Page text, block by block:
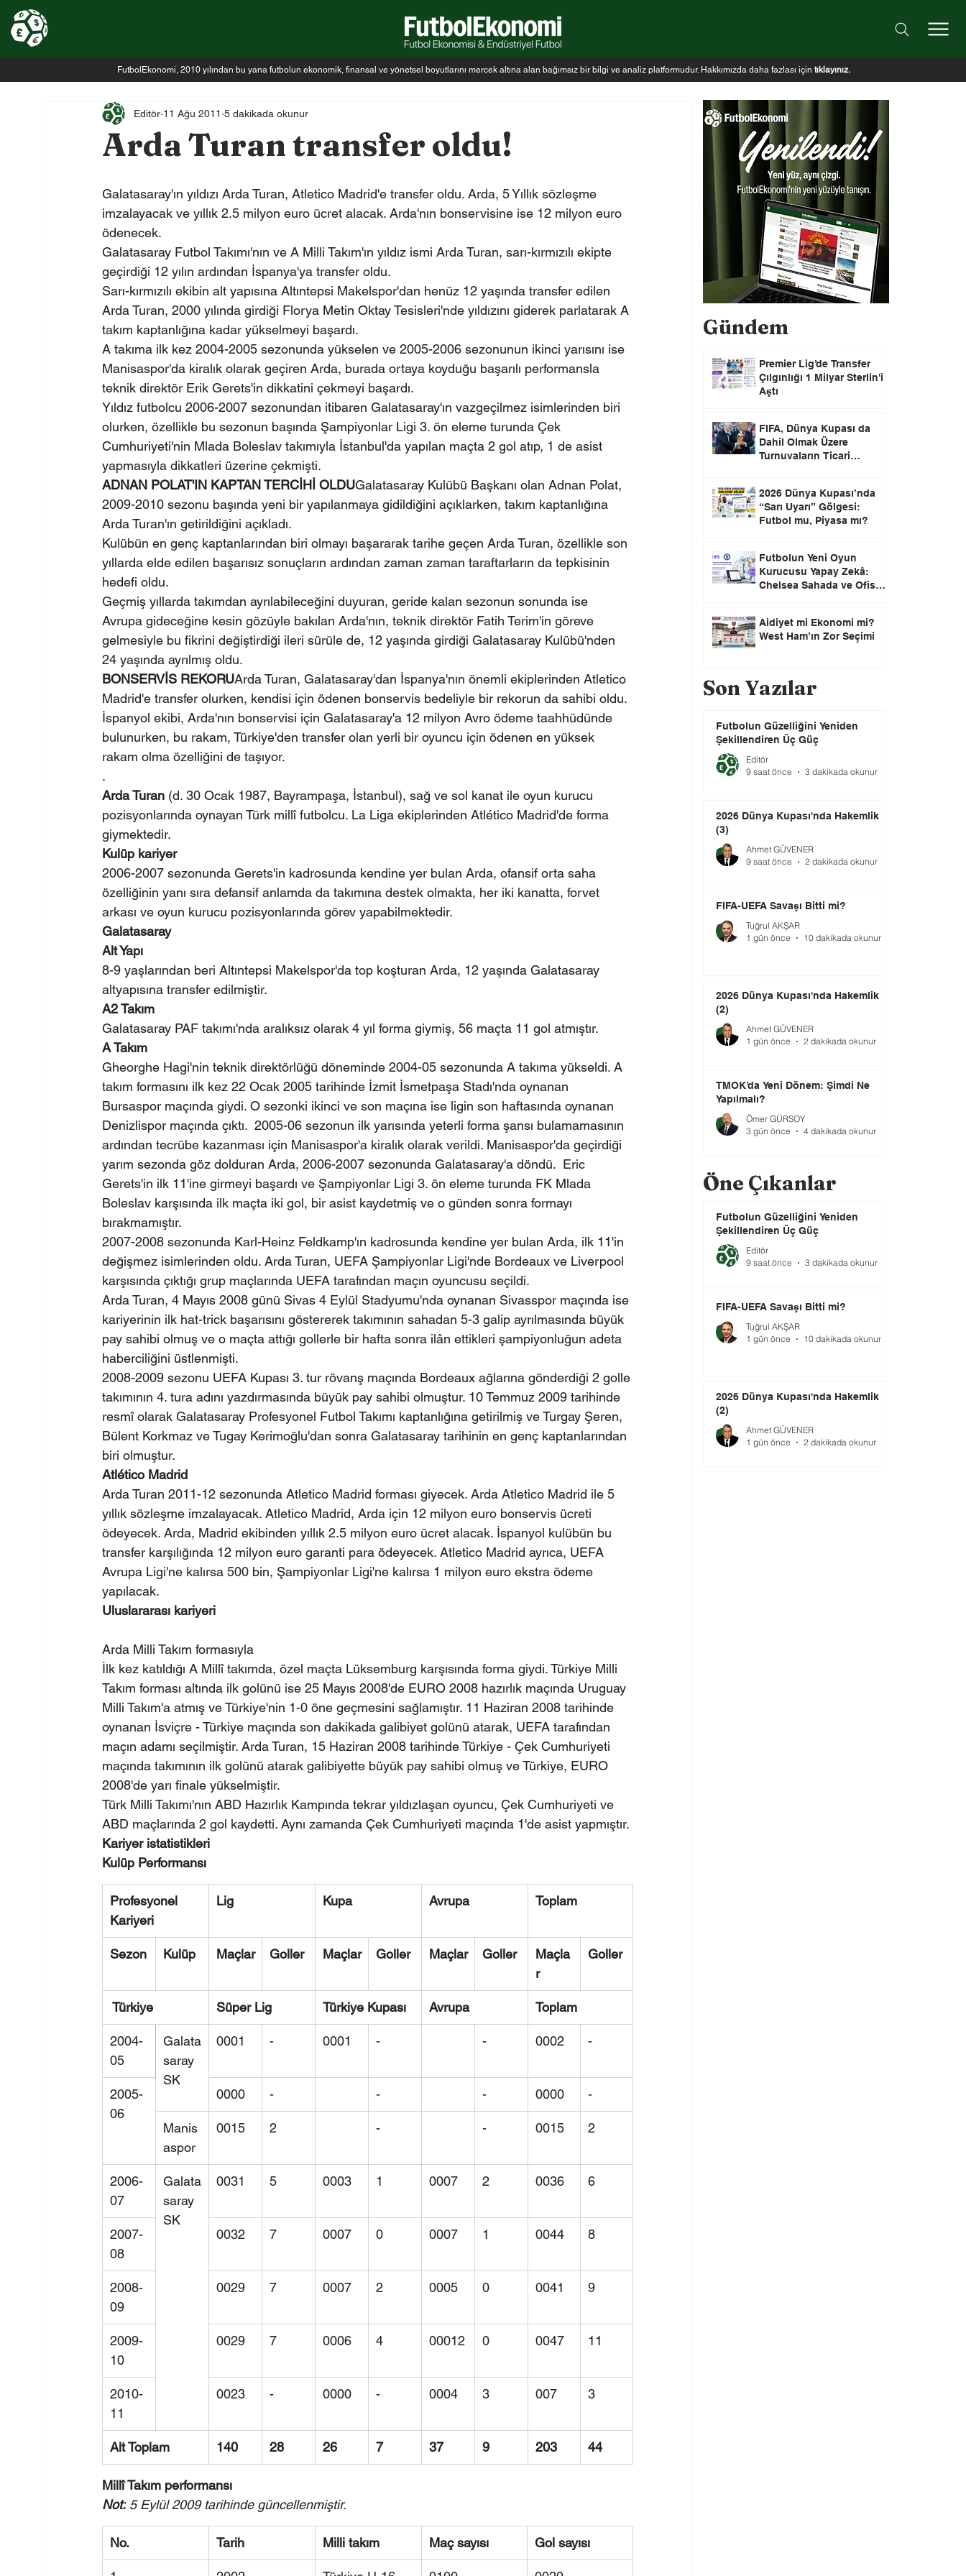
FutbolEkonomi, 2010 yılından bu yana futbolun ekonomik, finansal ve yönetsel boyutlarını mercek altına alan bağımsız bir bilgi ve analiz platformudur. Hakkımızda daha fazlası için tıklayınız.
Arda Turan transfer oldu!
Editör 11 Ağu 2011 5 dakikada okunur
Galatasaray'ın yıldızı Arda Turan, Atletico Madrid'e transfer oldu. Arda, 5 Yıllık sözleşme
imzalayacak ve yıllık 2.5 milyon euro ücret alacak. Arda'nın bonservisine ise 12 milyon euro
ödenecek.
Galatasaray Futbol Takımı'nın ve A Milli Takım'ın yıldız ismi Arda Turan, sarı-kırmızılı ekipte
geçirdiği 12 yılın ardından İspanya'ya transfer oldu.
Sarı-kırmızılı ekibin alt yapısına Altıntepsi Makelspor'dan henüz 12 yaşında transfer edilen
Arda Turan, 2000 yılında girdiği Florya Metin Oktay Tesisleri'nde yıldızını giderek parlatarak A
takım kaptanlığına kadar yükselmeyi başardı.
A takıma ilk kez 2004-2005 sezonunda yükselen ve 2005-2006 sezonunun ikinci yarısını ise
Manisaspor'da kiralık olarak geçiren Arda, burada ortaya koyduğu başarılı performansla
teknik direktör Erik Gerets'in dikkatini çekmeyi başardı.
Yıldız futbolcu 2006-2007 sezonundan itibaren Galatasaray'ın vazgeçilmez isimlerinden biri
olurken, özellikle bu sezonun başında Şampiyonlar Ligi 3. ön eleme turunda Çek
Cumhuriyeti'nin Mlada Boleslav takımıyla İstanbul'da yapılan maçta 2 gol atıp, 1 de asist
yapmasıyla dikkatleri üzerine çekmişti.
ADNAN POLAT'IN KAPTAN TERCİHİ OLDUGalatasaray Kulübü Başkanı olan Adnan Polat,
2009-2010 sezonu başında yeni bir yapılanmaya gidildiğini açıklarken, takım kaptanlığına
Arda Turan'ın getirildiğini açıkladı.
Kulübün en genç kaptanlarından biri olmayı başararak tarihe geçen Arda Turan, özellikle son
yıllarda elde edilen başarısız sonuçların ardından zaman zaman taraftarların da tepkisinin
hedefi oldu.
Geçmiş yıllarda takımdan ayrılabileceğini duyuran, geride kalan sezonun sonunda ise
Avrupa gideceğine kesin gözüyle bakılan Arda'nın, teknik direktör Fatih Terim'in göreve
gelmesiyle bu fikrini değiştirdiği ileri sürüle de, 12 yaşında girdiği Galatasaray Kulübü'nden
24 yaşında ayrılmış oldu.
BONSERVİS REKORUArda Turan, Galatasaray'dan İspanya'nın önemli ekiplerinden Atletico
Madrid'e transfer olurken, kendisi için ödenen bonservis bedeliyle bir rekorun da sahibi oldu.
İspanyol ekibi, Arda'nın bonservisi için Galatasaray'a 12 milyon Avro ödeme taahhüdünde
bulunurken, bu rakam, Türkiye'den transfer olan yerli bir oyuncu için ödenen en yüksek
rakam olma özelliğini de taşıyor.
.
Arda Turan (d. 30 Ocak 1987, Bayrampaşa, İstanbul), sağ ve sol kanat ile oyun kurucu
pozisyonlarında oynayan Türk millî futbolcu. La Liga ekiplerinden Atlético Madrid'de forma
giymektedir.
Kulüp kariyer
2006-2007 sezonunda Gerets'in kadrosunda kendine yer bulan Arda, ofansif orta saha
özelliğinin yanı sıra defansif anlamda da takımına destek olmakta, her iki kanatta, forvet
arkası ve oyun kurucu pozisyonlarında görev yapabilmektedir.
Galatasaray
Alt Yapı
8-9 yaşlarından beri Altıntepsi Makelspor'da top koşturan Arda, 12 yaşında Galatasaray
altyapısına transfer edilmiştir.
A2 Takım
Galatasaray PAF takımı'nda aralıksız olarak 4 yıl forma giymiş, 56 maçta 11 gol atmıştır.
A Takım
Gheorghe Hagi'nin teknik direktörlüğü döneminde 2004-05 sezonunda A takıma yükseldi. A
takım formasını ilk kez 22 Ocak 2005 tarihinde İzmit İsmetpaşa Stadı'nda oynanan
Bursaspor maçında giydi. O sezonki ikinci ve son maçına ise ligin son haftasında oynanan
Denizlispor maçında çıktı.  2005-06 sezonun ilk yarısında yeterli forma şansı bulamamasının
ardından tecrübe kazanması için Manisaspor'a kiralık olarak verildi. Manisaspor'da geçirdiği
yarım sezonda göz dolduran Arda, 2006-2007 sezonunda Galatasaray'a döndü.  Eric
Gerets'in ilk 11'ine girmeyi başardı ve Şampiyonlar Ligi 3. ön eleme turunda FK Mlada
Boleslav karşısında ilk maçta iki gol, bir asist kaydetmiş ve o günden sonra formayı
bırakmamıştır.
2007-2008 sezonunda Karl-Heinz Feldkamp'ın kadrosunda kendine yer bulan Arda, ilk 11'in
değişmez isimlerinden oldu. Arda Turan, UEFA Şampiyonlar Ligi'nde Bordeaux ve Liverpool
karşısında çıktığı grup maçlarında UEFA tarafından maçın oyuncusu seçildi.
Arda Turan, 4 Mayıs 2008 günü Sivas 4 Eylül Stadyumu'nda oynanan Sivasspor maçında ise
kariyerinin ilk hat-trick başarısını göstererek takımının sahadan 5-3 galip ayrılmasında büyük
pay sahibi olmuş ve o maçta attığı gollerle bir hafta sonra ilân ettikleri şampiyonluğun adeta
haberciliğini üstlenmişti.
2008-2009 sezonu UEFA Kupası 3. tur rövanş maçında Bordeaux ağlarına gönderdiği 2 golle
takımının 4. tura adını yazdırmasında büyük pay sahibi olmuştur. 10 Temmuz 2009 tarihinde
resmî olarak Galatasaray Profesyonel Futbol Takımı kaptanlığına getirilmiş ve Turgay Şeren,
Bülent Korkmaz ve Tugay Kerimoğlu'dan sonra Galatasaray tarihinin en genç kaptanlarından
biri olmuştur.
Atlético Madrid
Arda Turan 2011-12 sezonunda Atletico Madrid forması giyecek. Arda Atletico Madrid ile 5
yıllık sözleşme imzalayacak. Atletico Madrid, Arda için 12 milyon euro bonservis ücreti
ödeyecek. Arda, Madrid ekibinden yıllık 2.5 milyon euro ücret alacak. İspanyol kulübün bu
transfer karşılığında 12 milyon euro garanti para ödeyecek. Atletico Madrid ayrıca, UEFA
Avrupa Ligi'ne kalırsa 500 bin, Şampiyonlar Ligi'ne kalırsa 1 milyon euro ekstra ödeme
yapılacak.
Uluslararası kariyeri
Arda Milli Takım formasıyla
İlk kez katıldığı A Millî takımda, özel maçta Lüksemburg karşısında forma giydi. Türkiye Milli
Takım forması altında ilk golünü ise 25 Mayıs 2008'de EURO 2008 hazırlık maçında Uruguay
Milli Takım'a atmış ve Türkiye'nin 1-0 öne geçmesini sağlamıştır. 11 Haziran 2008 tarihinde
oynanan İsviçre - Türkiye maçında son dakikada galibiyet golünü atarak, UEFA tarafından
maçın adamı seçilmiştir. Arda Turan, 15 Haziran 2008 tarihinde Türkiye - Çek Cumhuriyeti
maçında takımının ilk golünü atarak galibiyette büyük pay sahibi olmuş ve Türkiye, EURO
2008'de yarı finale yükselmiştir.
Türk Milli Takımı'nın ABD Hazırlık Kampında tekrar yıldızlaşan oyuncu, Çek Cumhuriyeti ve
ABD maçlarında 2 gol kaydetti. Aynı zamanda Çek Cumhuriyeti maçında 1'de asist yapmıştır.
Kariyer istatistikleri
Kulüp Performansı
Profesyonel
Kariyeri
Lig Kupa Avrupa Toplam
Sezon Kulüp Maçlar Goller Maçlar Goller Maçlar Goller
Maçla
r
Goller
Türkiye Süper Lig Türkiye Kupası Avrupa Toplam
2004-
05
Galata
saray
SK
0001 - 0001 - - 0002 -
2005-
06
0000 - - - 0000 -
Manis
aspor
0015 2 - - 0015 2
2006-
07
Galata
saray
SK
0031 5 0003 1 0007 2 0036 6
2007-
08
0032 7 0007 0 0007 1 0044 8
2008-
09
0029 7 0007 2 0005 0 0041 9
2009-
10
0029 7 0006 4 00012 0 0047 11
2010-
11
0023 - 0000 - 0004 3 007 3
Alt Toplam 140 28 26 7 37 9 203 44
Millî Takım performansı
Not: 5 Eylül 2009 tarihinde güncellenmiştir.
No. Tarih Milli takım Maç sayısı Gol sayısı
Gündem
Premier Lig’de Transfer
Çılgınlığı 1 Milyar Sterlin'i
Aştı
FIFA, Dünya Kupası da
Dahil Olmak Üzere
Turnuvaların Ticari
2026 Dünya Kupası’nda
“Sarı Uyarı” Gölgesi:
Futbol mu, Piyasa mı?
Futbolun Yeni Oyun
Kurucusu Yapay Zekâ:
Chelsea Sahada ve Ofiste
Aidiyet mi Ekonomi mi?
West Ham’ın Zor Seçimi
Son Yazılar
Futbolun Güzelliğini Yeniden
Şekillendiren Üç Güç
Editör
9 saat önce
3 dakikada okunur
2026 Dünya Kupası'nda Hakemlik
(3)
Ahmet GÜVENER
9 saat önce
2 dakikada okunur
FIFA-UEFA Savaşı Bitti mi?
Tuğrul AKŞAR
1 gün önce
10 dakikada okunur
2026 Dünya Kupası'nda Hakemlik
(2)
Ahmet GÜVENER
1 gün önce
2 dakikada okunur
TMOK’da Yeni Dönem: Şimdi Ne
Yapılmalı?
Ömer GÜRSOY
3 gün önce
4 dakikada okunur
Öne Çıkanlar
Futbolun Güzelliğini Yeniden
Şekillendiren Üç Güç
Editör
9 saat önce
3 dakikada okunur
FIFA-UEFA Savaşı Bitti mi?
Tuğrul AKŞAR
1 gün önce
10 dakikada okunur
2026 Dünya Kupası'nda Hakemlik
(2)
Ahmet GÜVENER
1 gün önce
2 dakikada okunur